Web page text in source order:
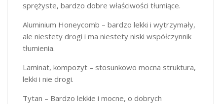
sprężyste, bardzo dobre właściwości tłumiące.
Aluminium Honeycomb – bardzo lekki i wytrzymały,
ale niestety drogi i ma niestety niski współczynnik
tłumienia.
Laminat, kompozyt – stosunkowo mocna struktura,
lekki i nie drogi.
Tytan – Bardzo lekkie i mocne, o dobrych